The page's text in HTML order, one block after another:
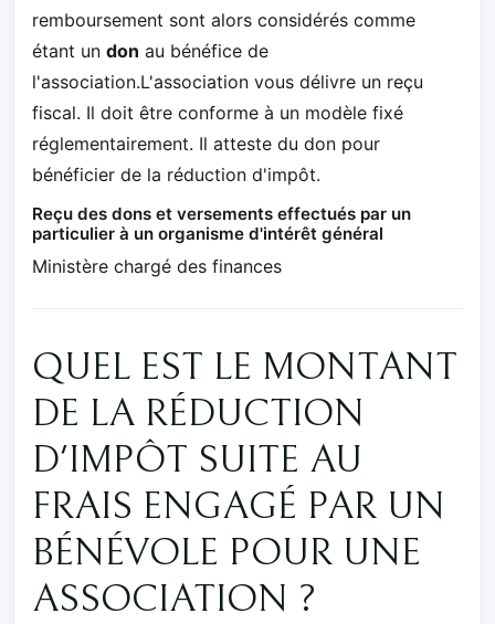
remboursement sont alors considérés comme
étant un don au bénéfice de
l'association.L'association vous délivre un reçu
fiscal. Il doit être conforme à un modèle fixé
réglementairement. Il atteste du don pour
bénéficier de la réduction d'impôt.
Reçu des dons et versements effectués par un
particulier à un organisme d'intérêt général
Ministère chargé des finances
QUEL EST LE MONTANT
DE LA RÉDUCTION
D'IMPÔT SUITE AU
FRAIS ENGAGÉ PAR UN
BÉNÉVOLE POUR UNE
ASSOCIATION ?